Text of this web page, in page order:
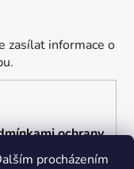
procházením
zasílat informace o
ochrany